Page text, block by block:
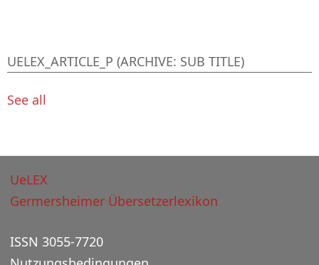
UELEX_ARTICLE_P (ARCHIVE: SUB TITLE)
See all
UeLEX
Germersheimer Übersetzerlexikon
ISSN 3055-7720